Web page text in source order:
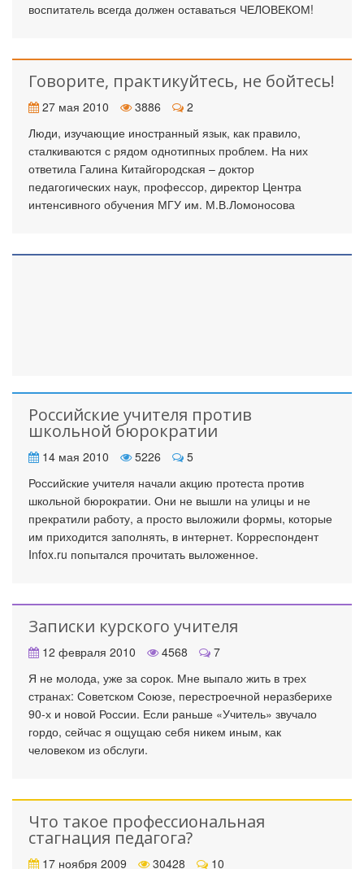
воспитатель всегда должен оставаться ЧЕЛОВЕКОМ!
Говорите, практикуйтесь, не бойтесь!
27 мая 2010 3886
2
Люди, изучающие иностранный язык, как правило,
сталкиваются с рядом однотипных проблем. На них
ответила Галина Китайгородская – доктор
педагогических наук, профессор, директор Центра
интенсивного обучения МГУ им. М.В.Ломоносова
Российские учителя против
школьной бюрократии
14 мая 2010 5226
5
Российские учителя начали акцию протеста против
школьной бюрократии. Они не вышли на улицы и не
прекратили работу, а просто выложили формы, которые
им приходится заполнять, в интернет. Корреспондент
Infox.ru попытался прочитать выложенное.
Записки курского учителя
12 февраля 2010 4568
7
Я не молода, уже за сорок. Мне выпало жить в трех
странах: Советском Союзе, перестроечной неразберихе
90-х и новой России. Если раньше «Учитель» звучало
гордо, сейчас я ощущаю себя никем иным, как
человеком из обслуги.
Что такое профессиональная
стагнация педагога?
17 ноября 2009 30428 10